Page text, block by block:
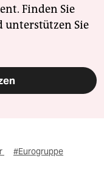
Finden Sie
unterstützen Sie
#Eurogruppe